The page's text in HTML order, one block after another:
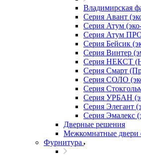
Владимирская
Серия Авант
Серия Атум
Серия Атум
Серия Бейсик
Серия Винтер
Серия НЕКСТ
Серия Смарт
Серия СОЛО
Серия
Серия УРБАН
Серия Элегант
Серия Эмалекс
Дверные решения
Межкомнатные двери
Фурнитура